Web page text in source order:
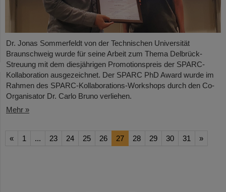
Dr. Jonas Sommerfeldt von der Technischen Universität
Braunschweig wurde für seine Arbeit zum Thema Delbrück-
Streuung mit dem diesjährigen Promotionspreis der SPARC-
Kollaboration ausgezeichnet. Der SPARC PhD Award wurde im
Rahmen des SPARC-Kollaborations-Workshops durch den Co-
Organisator Dr. Carlo Bruno verliehen.
Mehr »
« 1 ... 23 24 25 26 27 28 29 30 31 »